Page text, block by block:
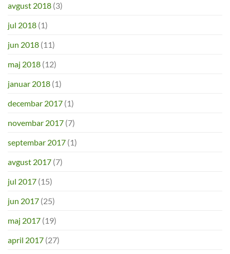
avgust 2018 (3)
jul 2018 (1)
jun 2018 (11)
maj 2018 (12)
januar 2018 (1)
decembar 2017 (1)
novembar 2017 (7)
septembar 2017 (1)
avgust 2017 (7)
jul 2017 (15)
jun 2017 (25)
maj 2017 (19)
april 2017 (27)